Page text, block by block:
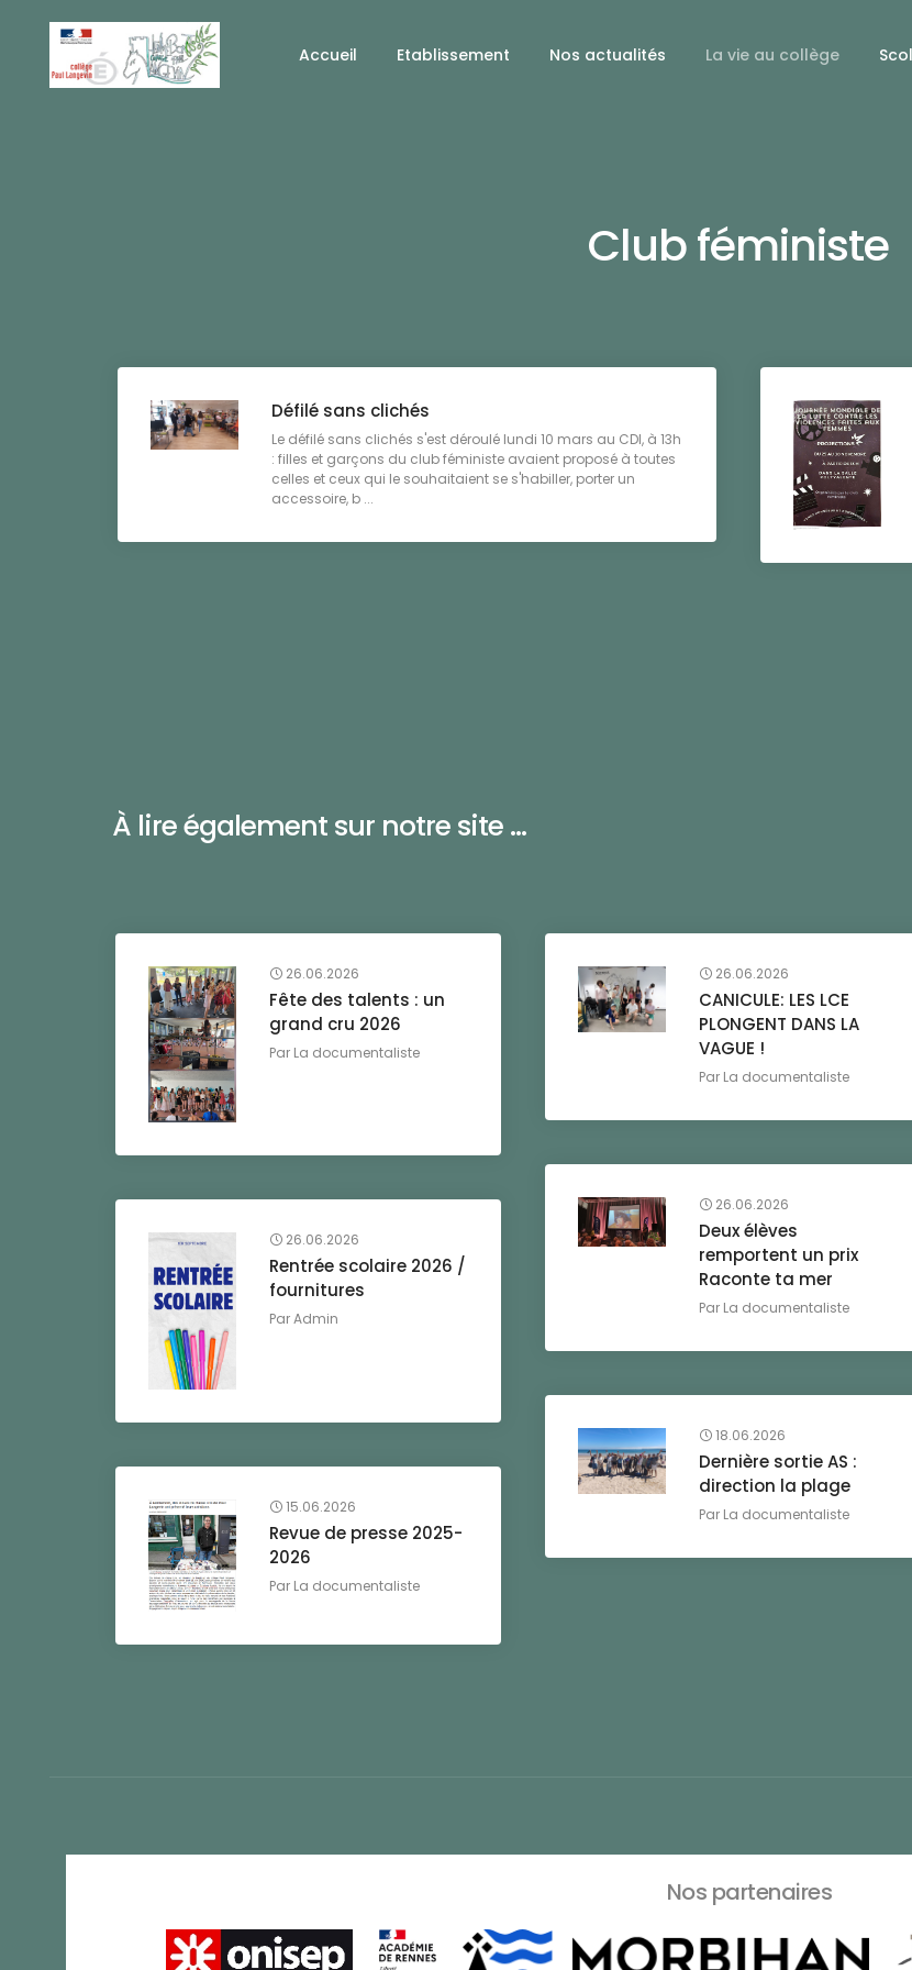
Accueil Etablissement Nos actualités La vie au collège
Club féministe
Défilé sans clichés
Le défilé sans clichés s'est déroulé lundi 10 mars au CDI, à 13h
: filles et garçons du club féministe avaient proposé à toutes
celles et ceux qui le souhaitaient se s'habiller, porter un
accessoire, b ...
À lire également sur notre site ...
26.06.2026
Fête des talents : un
grand cru 2026
Par La documentaliste
26.06.2026
CANICULE: LES LCE
PLONGENT DANS LA
VAGUE !
Par La documentaliste
26.06.2026
Deux élèves
remportent un prix
Raconte ta mer
Par La documentaliste
26.06.2026
Rentrée scolaire 2026 /
fournitures
ParAdmin
18.06.2026
Dernière sortie AS :
direction la plage
Par La documentaliste
15.06.2026
Revue de presse 2025-
2026
Par La documentaliste
Nos partenaires